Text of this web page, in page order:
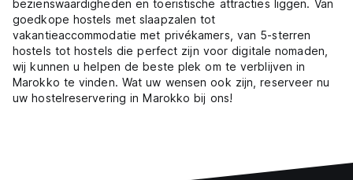
bezienswaardigheden en toeristische attracties liggen. Van
goedkope hostels met slaapzalen tot
vakantieaccommodatie met privékamers, van 5-sterren
hostels tot hostels die perfect zijn voor digitale nomaden,
wij kunnen u helpen de beste plek om te verblijven in
Marokko te vinden. Wat uw wensen ook zijn, reserveer nu
uw hostelreservering in Marokko bij ons!